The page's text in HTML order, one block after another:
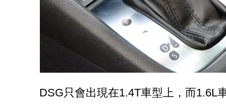
DSG只會出現在1.4T車型上，而1.6L